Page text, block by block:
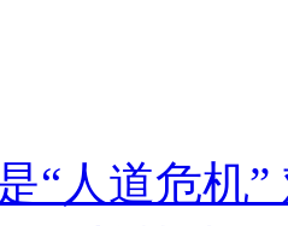
“人道危机